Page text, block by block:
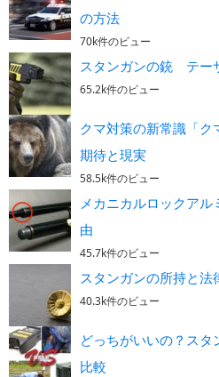
の方法
70k件のビュー
スタンガンの銃 テー
65.2k件のビュー
クマ対策の新常識「
期待と現実
58.5k件のビュー
メカニカルロックア
由
45.7k件のビュー
スタンガンの所持と法
40.3k件のビュー
どっちがいいの？ス
比較